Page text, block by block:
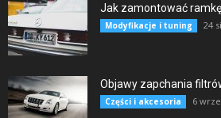
Jak zamontować
Modyfikacje i tuning 24
Objawy zapchania
Części i akcesoria 6